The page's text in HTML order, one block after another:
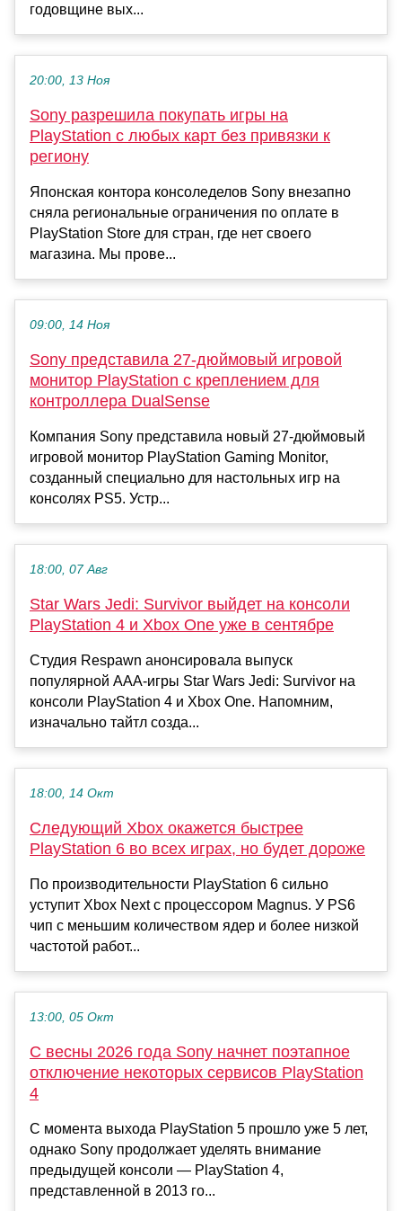
годовщине вых...
20:00, 13 Ноя
Sony разрешила покупать игры на
PlayStation с любых карт без привязки к
региону
Японская контора консоледелов Sony внезапно
сняла региональные ограничения по оплате в
PlayStation Store для стран, где нет своего
магазина. Мы прове...
09:00, 14 Ноя
Sony представила 27-дюймовый игровой
монитор PlayStation с креплением для
контроллера DualSense
Компания Sony представила новый 27-дюймовый
игровой монитор PlayStation Gaming Monitor,
созданный специально для настольных игр на
консолях PS5. Устр...
18:00, 07 Авг
Star Wars Jedi: Survivor выйдет на консоли
PlayStation 4 и Xbox One уже в сентябре
Студия Respawn анонсировала выпуск
популярной ААА-игры Star Wars Jedi: Survivor на
консоли PlayStation 4 и Xbox One. Напомним,
изначально тайтл созда...
18:00, 14 Окт
Следующий Xbox окажется быстрее
PlayStation 6 во всех играх, но будет дороже
По производительности PlayStation 6 сильно
уступит Xbox Next с процессором Magnus. У PS6
чип с меньшим количеством ядер и более низкой
частотой работ...
13:00, 05 Окт
С весны 2026 года Sony начнет поэтапное
отключение некоторых сервисов PlayStation
4
С момента выхода PlayStation 5 прошло уже 5 лет,
однако Sony продолжает уделять внимание
предыдущей консоли — PlayStation 4,
представленной в 2013 го...